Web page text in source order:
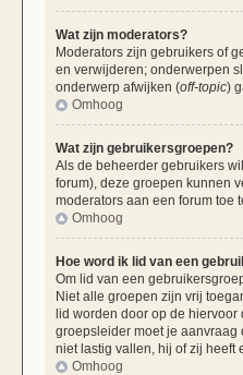
Wat zijn moderators?
Moderators zijn gebruikers of
en verwijderen; onderwerpen
onderwerp afwijken (off-topic)
Omhoog
Wat zijn gebruikersgroepen?
Als de beheerder gebruikers
forum), deze groepen kunnen
moderators aan een forum toe
Omhoog
Hoe word ik lid van een
Om lid van een
Niet alle groepen zijn vrij
lid worden door op de hiervoor
groepsleider moet je aanvraag
niet lastig vallen, hij of zij heeft
Omhoog